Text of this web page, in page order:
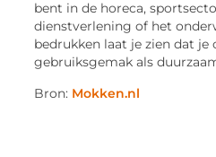
bent in de horeca,
dienstverlening of het
bedrukken laat je zien dat je
gebruiksgemak als
Bron: Mokken.nl